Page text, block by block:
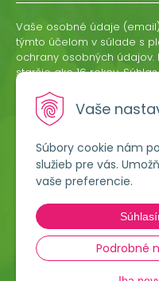
Vaše
Súbory cookie nám
služieb pre vás.
vaše preferencie.
Podrobné
Lumigreen, s.r.o.
Hradská 535
966 54 Tekovské Nemce
ODOBERAŤ
Vaše osobné údaje
týmto účelom v súlade s
ochrany osobných
staršie ako 16 rokov.
odvolať písomne,
ktoréhokoľvek